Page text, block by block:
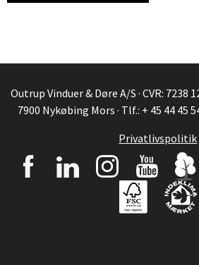
Outrup Vinduer & Døre A/S · CVR: 7238
7900 Nykøbing Mors · Tlf.: + 45 44 45
Privatlivspolitik